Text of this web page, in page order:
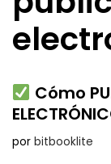
Cómo
por bitbooklite